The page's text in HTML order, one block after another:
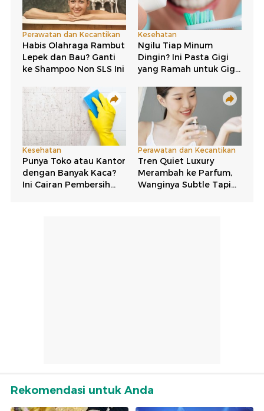
Rekomendasi untuk Anda